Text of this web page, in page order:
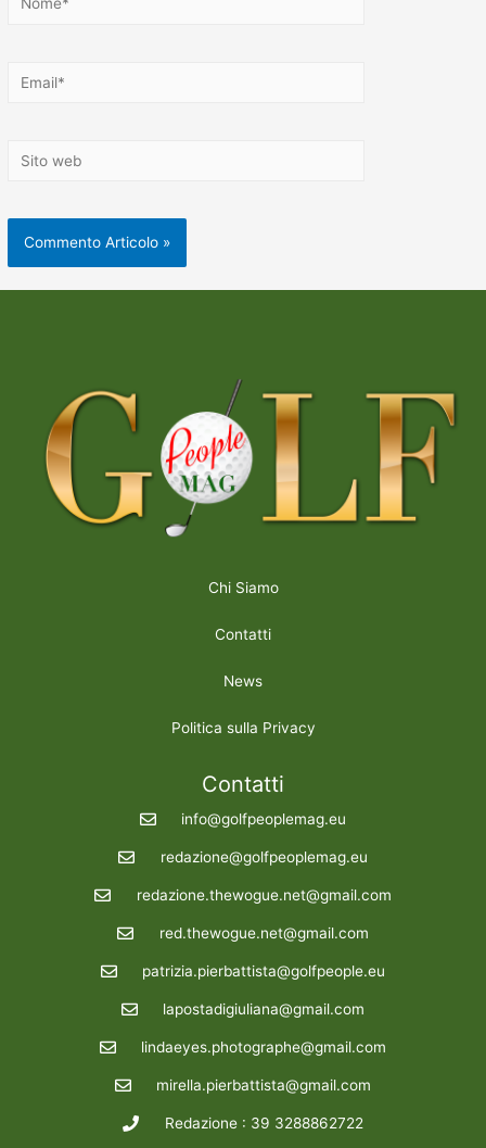
Chi Siamo
Contatti
News
Politica sulla Privacy
Contatti
info@golfpeoplemag.eu
redazione@golfpeoplemag.eu
redazione.thewogue.net@gmail.com
red.thewogue.net@gmail.com
patrizia.pierbattista@golfpeople.eu
lapostadigiuliana@gmail.com
lindaeyes.photographe@gmail.com
mirella.pierbattista@gmail.com
Redazione : 39 3288862722